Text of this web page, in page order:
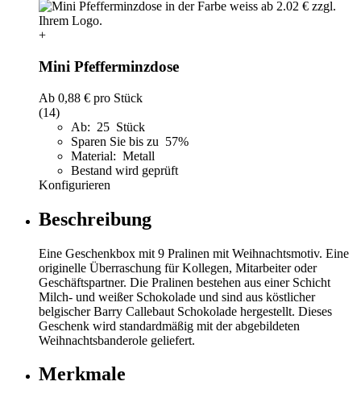
+
Mini Pfefferminzdose
Ab 0,88 € pro Stück
(14)
Ab: 25 Stück
Sparen Sie bis zu 57%
Material: Metall
Bestand wird geprüft
Konfigurieren
Beschreibung
Eine Geschenkbox mit 9 Pralinen mit Weihnachtsmotiv. Eine
originelle Überraschung für Kollegen, Mitarbeiter oder
Geschäftspartner. Die Pralinen bestehen aus einer Schicht
Milch- und weißer Schokolade und sind aus köstlicher
belgischer Barry Callebaut Schokolade hergestellt. Dieses
Geschenk wird standardmäßig mit der abgebildeten
Weihnachtsbanderole geliefert.
Merkmale